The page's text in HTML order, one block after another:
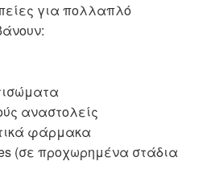
για πολλαπλό
αναστολείς
φάρμακα
(σε προχωρημένα στάδια